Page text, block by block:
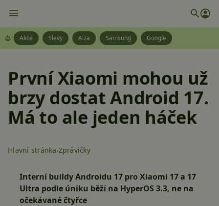
Akce Slevy Alza Samsung Google
První Xiaomi mohou už
brzy dostat Android 17.
Má to ale jeden háček
Hlavní stránka Zprávičky
Interní buildy Androidu 17 pro Xiaomi 17 a 17
Ultra podle úniku běží na HyperOS 3.3, ne na
očekávané čtyřce